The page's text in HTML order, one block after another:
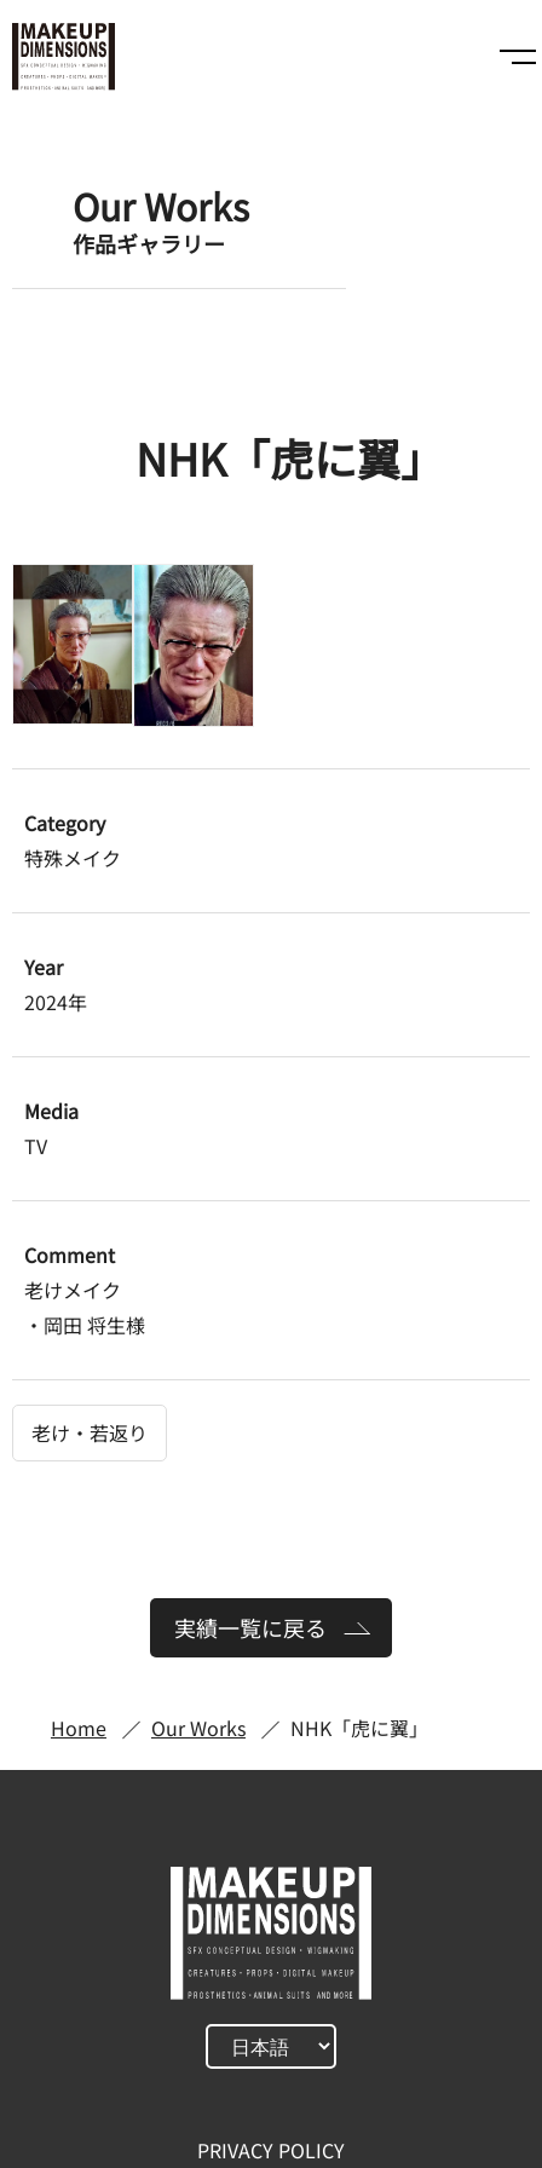
Our Works
作品ギャラリー
NHK「虎に翼」
Category
特殊メイク
Year
2024年
Media
TV
Comment
老けメイク
・岡田 将生様
老け・若返り
実績一覧に戻る
Home Our Works NHK「虎に翼」
PRIVACY POLICY